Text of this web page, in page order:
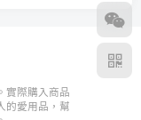
實際購入商品
的愛用品，幫